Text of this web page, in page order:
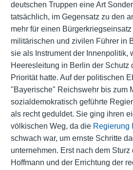
deutschen Truppen eine Art
tatsächlich, im Gegensatz zu den
mehr für einen
militärischen und zivilen Führer in
sie als Instrument der Innenpolitik,
Heeresleitung in Berlin der Schutz
Priorität hatte. Auf der politischen
"Bayerische" Reichswehr bis zum
sozialdemokratisch geführte
als recht geduldet. Sie ging ihren
völkischen Weg, da die Regierung
schwach war, um ernste Schritte
unternehmen. Erst nach dem Sturz
Hoffmann und der Errichtung der